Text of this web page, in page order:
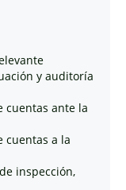
y auditoría
cuentas ante la
cuentas a la
inspección,